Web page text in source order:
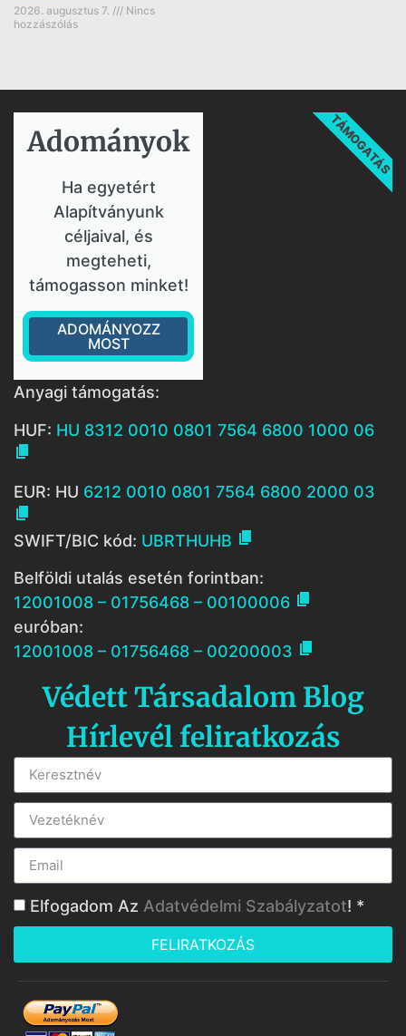
2026. augusztus 7.
Nincs
hozzászólás
Adományok​
Ha egyetért
Alapítványunk
céljaival, és
megteheti,
támogasson minket!
ADOMÁNYOZZ
MOST
TÁMOGATÁS
Anyagi támogatás:
HUF: HU 8312 0010 0801 7564 6800 1000 06

EUR: HU 6212 0010 0801 7564 6800 2000 03

SWIFT/BIC kód: UBRTHUHB 
Belföldi utalás esetén forintban:
12001008 – 01756468 – 00100006 
euróban:
12001008 – 01756468 – 00200003 
Védett Társadalom Blog
Hírlevél feliratkozás
Elfogadom Az Adatvédelmi Szabályzatot! *
FELIRATKOZÁS